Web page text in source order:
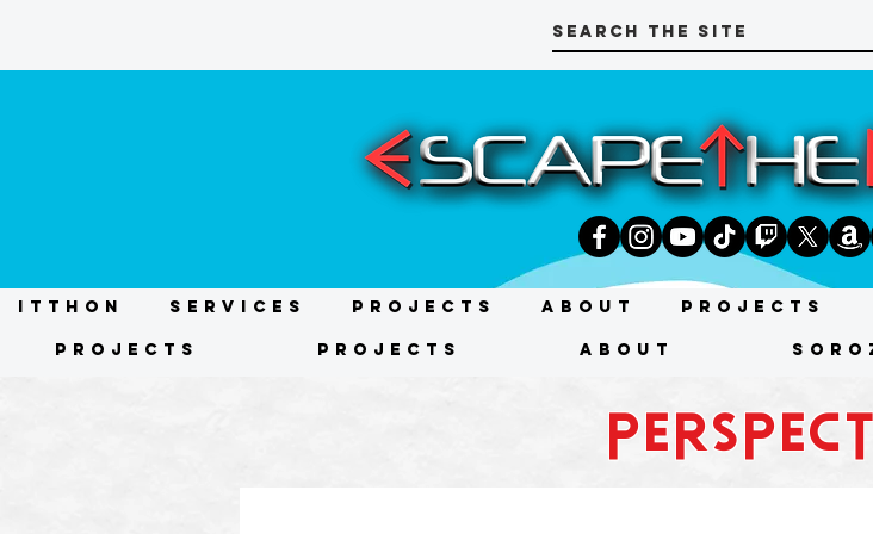
ITTHON Services Projects About Projects
Projects Projects About